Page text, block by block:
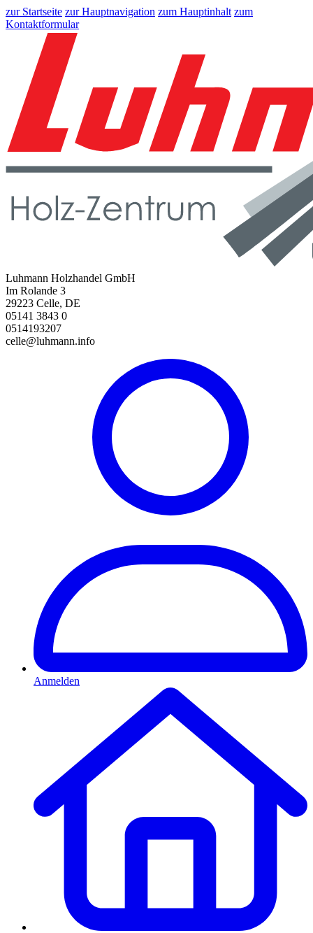
zur Startseite zur Hauptnavigation zum Hauptinhalt zum
Kontaktformular
Luhmann Holzhandel GmbH
Im Rolande 3
29223 Celle, DE
05141 3843 0
0514193207
celle@luhmann.info
Anmelden